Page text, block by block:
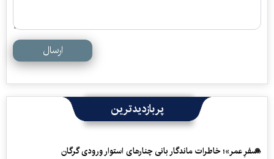
ارسال
پربازدیدترین
«سفرِ عمر»؛ خاطرات ماندگار بانی چنارهای استوار ورودی گرگان